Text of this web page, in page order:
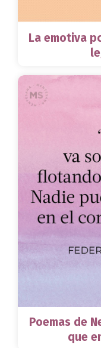
La emotiva
Poemas de
que